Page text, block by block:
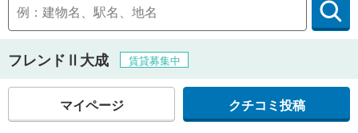
フレンドⅡ大成 賃貸募集中
マイページ クチコミ投稿